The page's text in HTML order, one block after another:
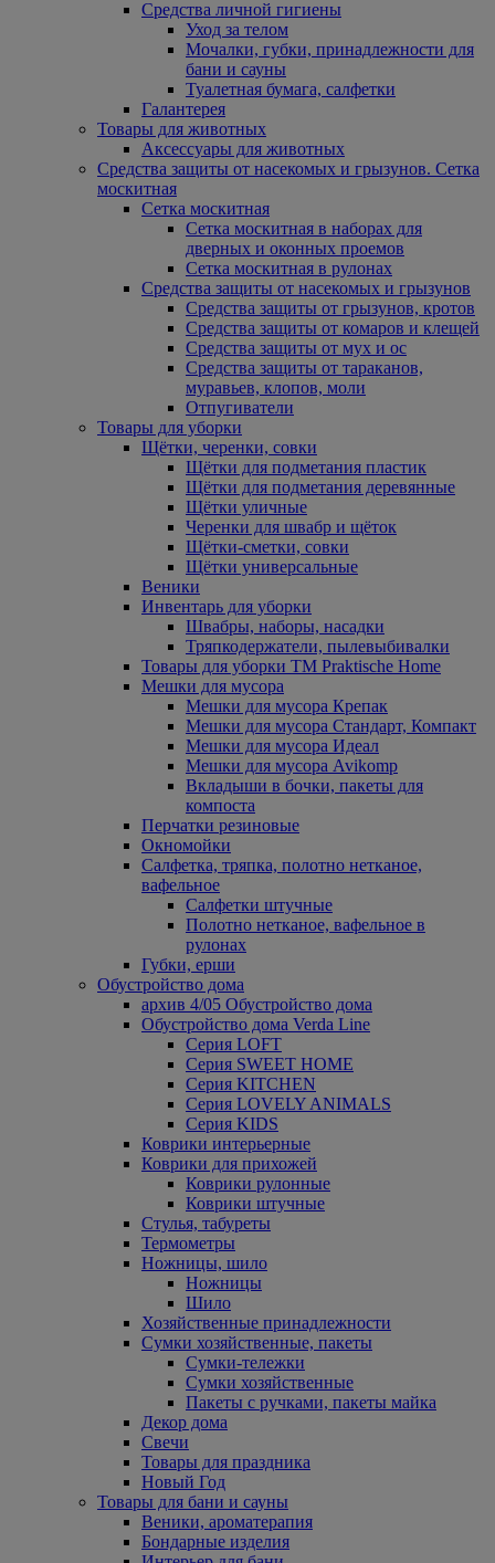
Средства личной гигиены
Уход за телом
Мочалки, губки, принадлежности для
бани и сауны
Туалетная бумага, салфетки
Галантерея
Товары для животных
Аксессуары для животных
Средства защиты от насекомых и грызунов. Сетка
москитная
Сетка москитная
Сетка москитная в наборах для
дверных и оконных проемов
Сетка москитная в рулонах
Средства защиты от насекомых и грызунов
Средства защиты от грызунов, кротов
Средства защиты от комаров и клещей
Средства защиты от мух и ос
Средства защиты от тараканов,
муравьев, клопов, моли
Отпугиватели
Товары для уборки
Щётки, черенки, совки
Щётки для подметания пластик
Щётки для подметания деревянные
Щётки уличные
Черенки для швабр и щёток
Щётки-сметки, совки
Щётки универсальные
Веники
Инвентарь для уборки
Швабры, наборы, насадки
Тряпкодержатели, пылевыбивалки
Товары для уборки ТМ Praktische Home
Мешки для мусора
Мешки для мусора Крепак
Мешки для мусора Стандарт, Компакт
Мешки для мусора Идеал
Мешки для мусора Avikomp
Вкладыши в бочки, пакеты для
компоста
Перчатки резиновые
Окномойки
Салфетка, тряпка, полотно нетканое,
вафельное
Салфетки штучные
Полотно нетканое, вафельное в
рулонах
Губки, ерши
Обустройство дома
архив 4/05 Обустройство дома
Обустройство дома Verda Line
Серия LOFT
Серия SWEET HOME
Серия KITCHEN
Серия LOVELY ANIMALS
Серия KIDS
Коврики интерьерные
Коврики для прихожей
Коврики рулонные
Коврики штучные
Стулья, табуреты
Термометры
Ножницы, шило
Ножницы
Шило
Хозяйственные принадлежности
Сумки хозяйственные, пакеты
Сумки-тележки
Сумки хозяйственные
Пакеты с ручками, пакеты майка
Декор дома
Свечи
Товары для праздника
Новый Год
Товары для бани и сауны
Веники, ароматерапия
Бондарные изделия